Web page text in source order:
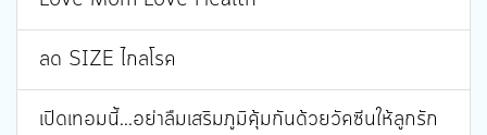
ลด SIZE ไกลโรค
เปิดเทอมนี้...อย่าลืมเสริมภูมิคุ้มกันด้วยวัคซีนให้ลูกรัก